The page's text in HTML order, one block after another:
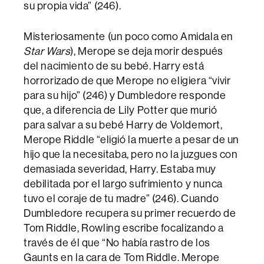
su propia vida” (246).
Misteriosamente (un poco como Amidala en
Star Wars), Merope se deja morir después
del nacimiento de su bebé. Harry está
horrorizado de que Merope no eligiera “vivir
para su hijo” (246) y Dumbledore responde
que, a diferencia de Lily Potter que murió
para salvar a su bebé Harry de Voldemort,
Merope Riddle “eligió la muerte a pesar de un
hijo que la necesitaba, pero no la juzgues con
demasiada severidad, Harry. Estaba muy
debilitada por el largo sufrimiento y nunca
tuvo el coraje de tu madre” (246). Cuando
Dumbledore recupera su primer recuerdo de
Tom Riddle, Rowling escribe focalizando a
través de él que “No había rastro de los
Gaunts en la cara de Tom Riddle. Merope